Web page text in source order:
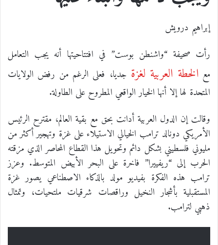
إبراهيم درويش
رأت صحيفة “واشنطن بوست” في افتتاحيتها أنه يجب التعامل
مع الخطة العربية لغزة جديا، فعلى الرغم من رفض الولايات
المتحدة لها إلا أنها الخيار الواقعي المطروح على الطاولة.
وقالت إن الدول العربية أدانت بحق مع بقية العالم، مقترح الرئيس
الأمريكي دونالد ترامب الخيالي الاستيلاء على غزة وتهجير أكثر من
مليوني فلسطيني بشكل دائم وتحويل هذا القطاع المحاصر الذي مزقته
الحرب إلى “ريفييرا” فاخرة على البحر الأبيض المتوسط. وعزز
ترامب هذه الفكرة بفيديو مولد بالذكاء الاصطناعي يصور غزة
المستقبلية بأشجار النخيل وراقصات شرقيات ملتحيات، وتمثال
ذهبي لترامب.